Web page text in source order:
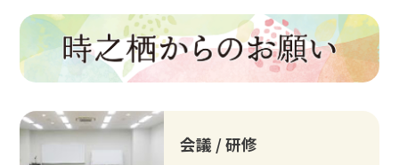
会議 / 研修